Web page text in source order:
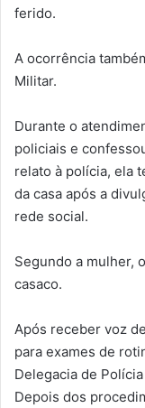
ferido.
A ocorrência
Militar.
Durante o
policiais e
relato à polícia, ela
da casa após a
rede social.
Segundo a mulher,
casaco.
Após receber voz
para exames de
Delegacia de
Depois dos